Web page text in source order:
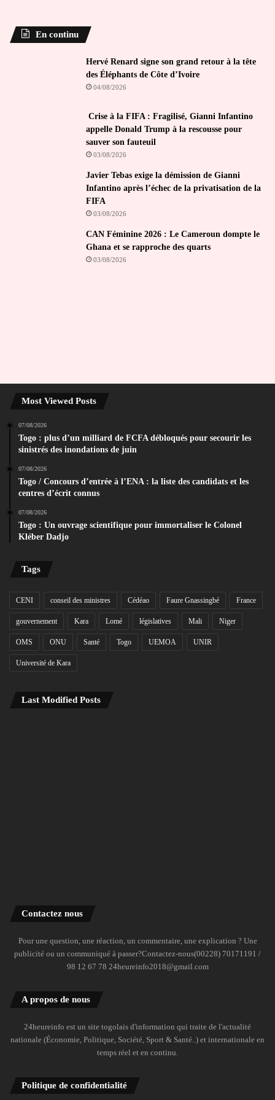
En continu
Hervé Renard signe son grand retour à la tête
des Éléphants de Côte d’Ivoire
04/08/2026
Crise à la FIFA : Fragilisé, Gianni Infantino
appelle Donald Trump à la rescousse pour
sauver son fauteuil
03/08/2026
Javier Tebas exige la démission de Gianni
Infantino après l’échec de la privatisation de la
FIFA
03/08/2026
CAN Féminine 2026 : Le Cameroun dompte le
Ghana et se rapproche des quarts
03/08/2026
Most Viewed Posts
07/08/2026
Togo : plus d’un milliard de FCFA débloqués pour secourir les
sinistrés des inondations de juin
07/08/2026
Togo / Concours d’entrée à l’ENA : la liste des candidats et les
centres d’écrit connus
07/08/2026
Togo : Un ouvrage scientifique pour immortaliser le Colonel
Kléber Dadjo
Tags
CENI conseil des ministres Cédéao Faure Gnassingbé France
gouvernement Kara Lomé législatives Mali Niger
OMS ONU Santé Togo UEMOA UNIR
Université de Kara
Last Modified Posts
Contactez nous
Pour une question, une réaction, un commentaire, une explication ? Une
publicité ou un communiqué à passer?Contactez-nous(00228) 70171191 /
98 12 67 78 24heureinfo2018@gmail.com
A propos de nous
24heureinfo est un site togolais d'information qui traite de l'actualité
nationale (Économie, Politique, Société, Sport & Santé..) et internationale en
temps réel et en continu.
Politique de confidentialité